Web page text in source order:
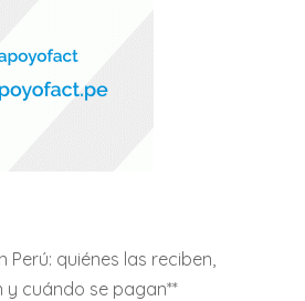
quiénes las reciben,
y cuándo se pagan**